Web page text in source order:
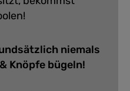
niemals
Knöpfe bügeln!